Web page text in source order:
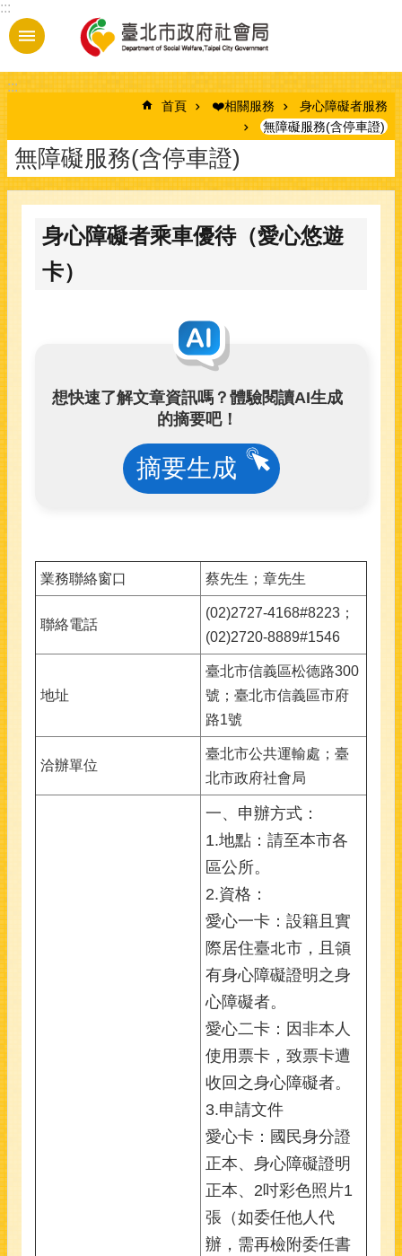
跳到主要內容區塊
:::
:::
首頁 ❤️相關服務
身心障礙者服務
無障礙服務(含停車證)
無障礙服務(含停車證)
身心障礙者乘車優待（愛心悠遊
卡）
想快速了解文章資訊嗎？體驗閱讀AI生成
的摘要吧！
摘要生成
業務聯絡窗口 蔡先生；章先生
聯絡電話
(02)2727-4168#8223；
(02)2720-8889#1546
地址
臺北市信義區松德路300
號；臺北市信義區市府
路1號
洽辦單位
臺北市公共運輸處；臺
北市政府社會局
一、申辦方式：
1.地點：請至本市各
區公所。
2.資格：
愛心一卡：設籍且實
際居住臺北市，且領
有身心障礙證明之身
心障礙者。
愛心二卡：因非本人
使用票卡，致票卡遭
收回之身心障礙者。
3.申請文件
愛心卡：國民身分證
正本、身心障礙證明
正本、2吋彩色照片1
張（如委任他人代
辦，需再檢附委任書